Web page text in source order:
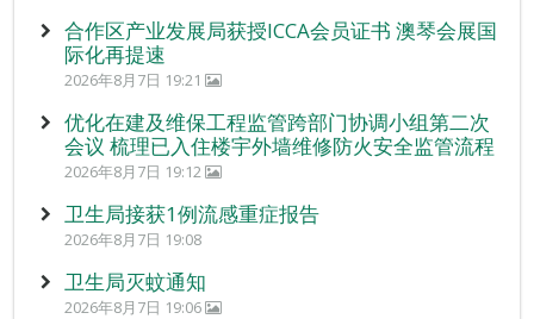
合作区产业发展局获授ICCA会员证书 澳琴会展国
际化再提速
2026年8月7日 19:21
优化在建及维保工程监管跨部门协调小组第二次
会议 梳理已入住楼宇外墙维修防火安全监管流程
2026年8月7日 19:12
卫生局接获1例流感重症报告
2026年8月7日 19:08
卫生局灭蚊通知
2026年8月7日 19:06